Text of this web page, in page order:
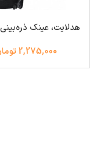
هدلایت، عینک ذره‌بینی 9892B
2,275,000 تومان